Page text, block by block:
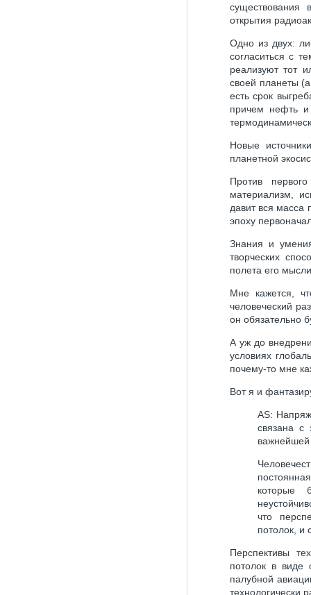
существования
открытия
Одно из двух:
согласиться с
реализуют тот
своей планеты
есть срок
причем нефть
Новые
планетной
Против
материализм,
давит вся масса
эпоху
Знания и
творческих
полета его
Мне кажется,
человеческий
он обязательно
А уж до
условиях
почему-то мне
Вот я и
AS:
связана с
важнейшей
которые
что
потолок, и
Перспективы
потолок в виде
палубной
технологически